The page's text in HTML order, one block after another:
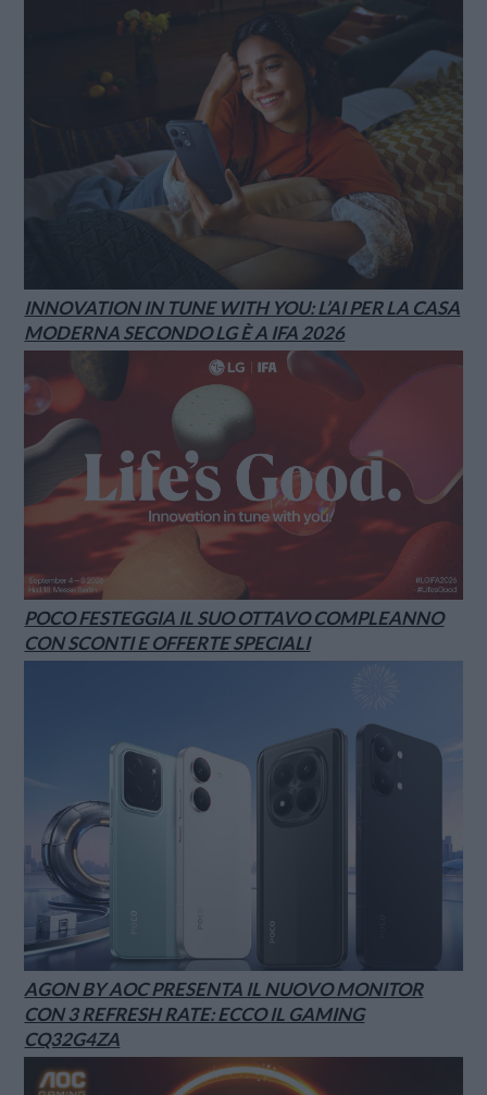
INNOVATION IN TUNE WITH YOU: L’AI PER LA CASA
MODERNA SECONDO LG È A IFA 2026
POCO FESTEGGIA IL SUO OTTAVO COMPLEANNO
CON SCONTI E OFFERTE SPECIALI
AGON BY AOC PRESENTA IL NUOVO MONITOR
CON 3 REFRESH RATE: ECCO IL GAMING
CQ32G4ZA